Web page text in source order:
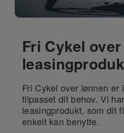
Fri Cykel
Fri Cykel over lønnen er
tilpasset dit behov. Vi
leasingprodukt, som dit
enkelt kan benytte.